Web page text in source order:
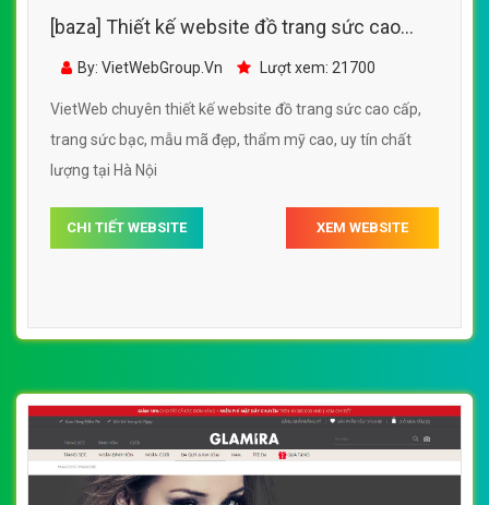
[baza] Thiết kế website đồ trang sức cao
cấp, trang sức bạc, mẫu mã đẹp, thẩm mỹ
By: VietWebGroup.Vn Lượt xem: 21700
VietWeb chuyên thiết kế website đồ trang sức cao cấp,
trang sức bạc, mẫu mã đẹp, thẩm mỹ cao, uy tín chất
lượng tại Hà Nội
CHI TIẾT WEBSITE XEM WEBSITE